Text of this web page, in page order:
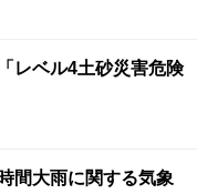
レベル4土砂災害危険
間大雨に関する気象